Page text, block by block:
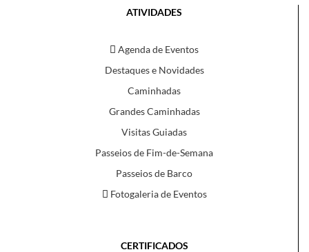
ATIVIDADES
Agenda de Eventos
Destaques e Novidades
Caminhadas
Grandes Caminhadas
Visitas Guiadas
Passeios de Fim-de-Semana
Passeios de Barco
Fotogaleria de Eventos
CERTIFICADOS